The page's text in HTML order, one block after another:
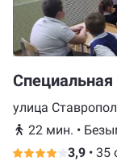
улица
22 мин. •
3,9 • 35